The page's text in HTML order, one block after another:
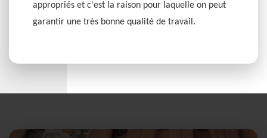
appropriés et c'est la raison pour laquelle on peut
garantir une très bonne qualité de travail.